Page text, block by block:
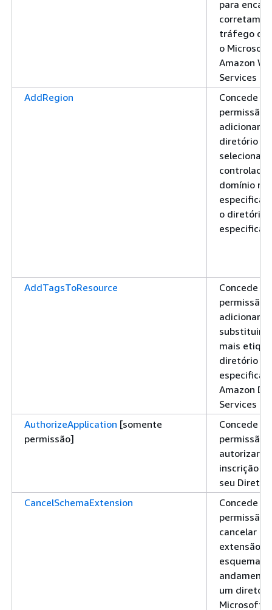
para
tráfego de
o Microsoft
Amazon
Services
AddRegion
Concede
permissão
adicionar
diretório
domínio na
o diretório
AddTagsToResource
Concede
permissão
adicionar
substituir
mais
diretório
Amazon
Services
AuthorizeApplication [somente
permissão]
Concede
permissão
autorizar
inscrição
seu
CancelSchemaExtension
Concede
permissão
cancelar
extensão
esquema
um
Microsoft